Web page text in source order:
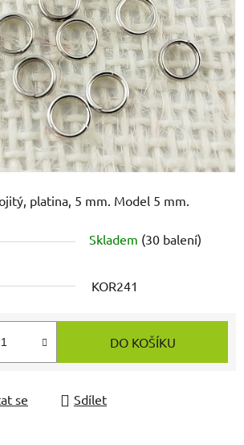
platina, 5 mm. Model 5 mm.
Skladem (30 balení)
KOR241
DO KOŠÍKU
se Sdílet